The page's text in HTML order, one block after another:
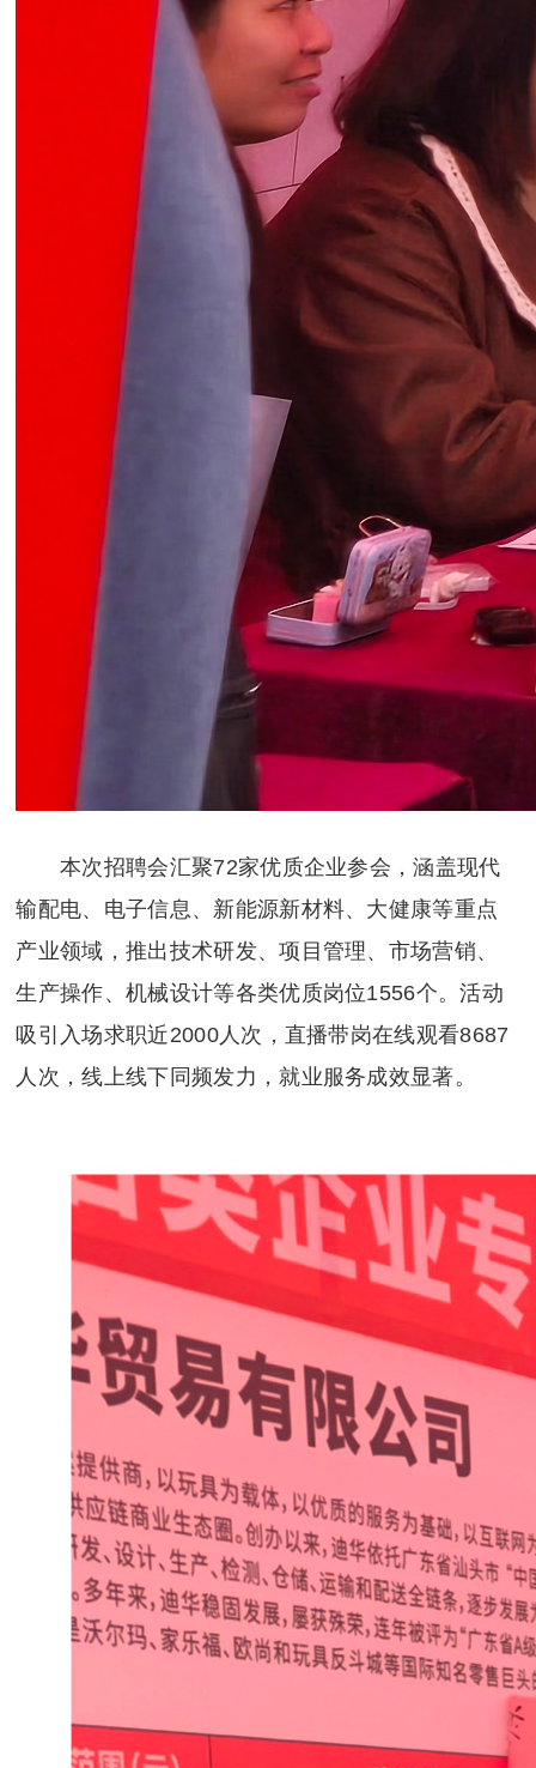
本次招聘会汇聚72家优质企业参会，涵盖现代
输配电、电子信息、新能源新材料、大健康等重点
产业领域，推出技术研发、项目管理、市场营销、
生产操作、机械设计等各类优质岗位1556个。活动
吸引入场求职近2000人次，直播带岗在线观看8687
人次，线上线下同频发力，就业服务成效显著。